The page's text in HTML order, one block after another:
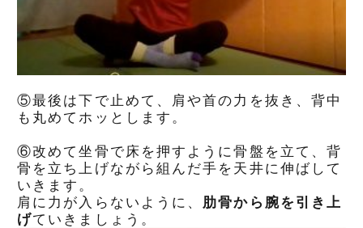
⑤最後は下で止めて、肩や首の力を抜き、背中
も丸めてホッとします。
⑥改めて坐骨で床を押すように骨盤を立て、背
骨を立ち上げながら組んだ手を天井に伸ばして
いきます。
肩に力が入らないように、 肋骨から腕を引き上
げていきましょう。